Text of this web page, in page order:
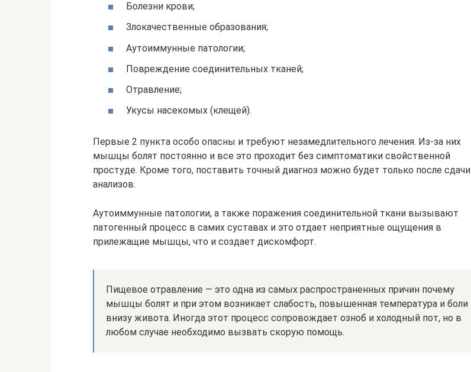
Болезни крови;
Злокачественные образования;
Аутоиммунные патологии;
Повреждение соединительных тканей;
Отравление;
Укусы насекомых (клещей).
Первые 2 пункта особо опасны и требуют незамедлительного лечения. Из-за них
мышцы болят постоянно и все это проходит без симптоматики свойственной
простуде. Кроме того, поставить точный диагноз можно будет только после сдачи
анализов.
Аутоиммунные патологии, а также поражения соединительной ткани вызывают
патогенный процесс в самих суставах и это отдает неприятные ощущения в
прилежащие мышцы, что и создает дискомфорт.
Пищевое отравление — это одна из самых распространенных причин почему
мышцы болят и при этом возникает слабость, повышенная температура и боли
внизу живота. Иногда этот процесс сопровождает озноб и холодный пот, но в
любом случае необходимо вызвать скорую помощь.